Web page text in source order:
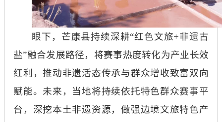
眼下，芒康县持续深耕“红色文旅+非遗古
盐”融合发展路径，将赛事热度转化为产业长效
红利，推动非遗活态传承与群众增收致富双向
赋能。未来，当地将持续依托特色群众赛事平
台，深挖本土非遗资源，做强边境文旅特色产